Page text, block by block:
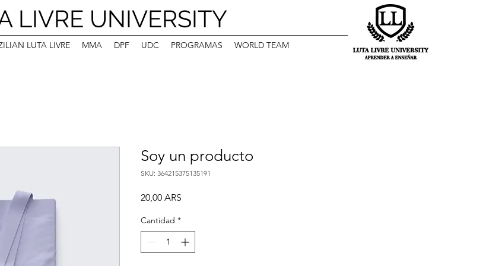
LIVRE UNIVERSITY
LUTA LIVRE MMA DPF UDC PROGRAMAS WORLD TEAM
Soy un producto
SKU: 364215375135191
20,00 ARS
Cantidad *